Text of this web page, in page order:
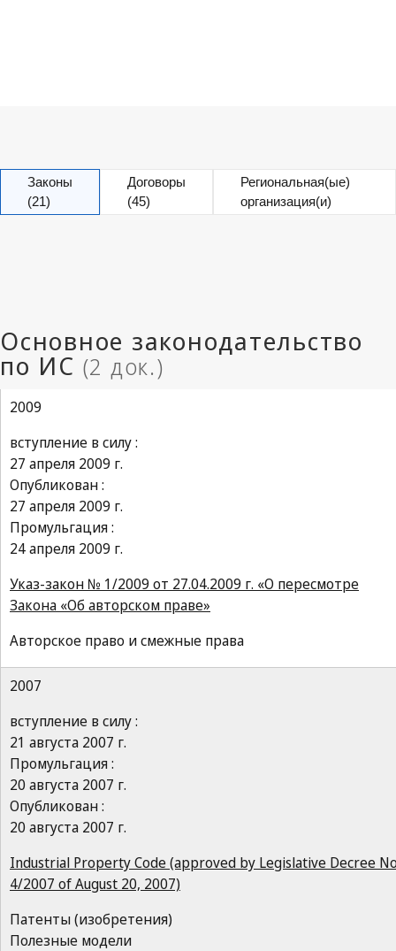
Законы
(21)
Договоры
(45)
Региональная(ые)
организация(и)
2009
вступление в силу :
27 апреля 2009 г.
Опубликован :
27 апреля 2009 г.
Промульгация :
24 апреля 2009 г.
Указ-закон № 1/2009 от 27.04.2009 г. «О пересмотре
Закона «Об авторском праве»
Авторское право и смежные права
2007
вступление в силу :
21 августа 2007 г.
Промульгация :
20 августа 2007 г.
Опубликован :
20 августа 2007 г.
Industrial Property Code (approved by Legislative Decree
4/2007 of August 20, 2007)
Патенты (изобретения)
Полезные модели